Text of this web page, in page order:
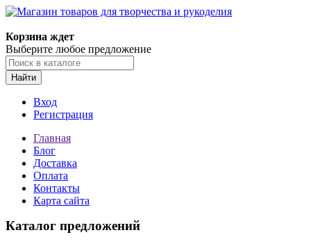
Корзина ждет
Выберите любое предложение
Найти
Вход
Регистрация
Главная
Блог
Доставка
Оплата
Контакты
Карта сайта
Каталог предложений